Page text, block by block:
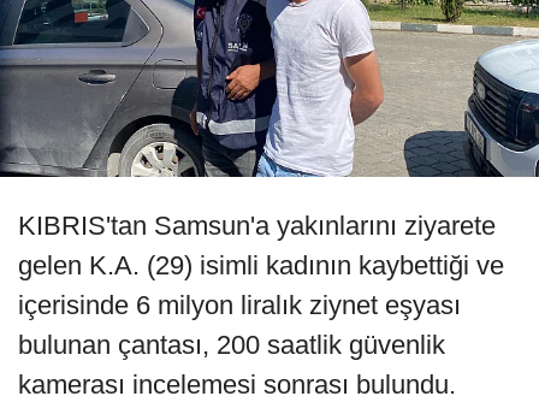
KIBRIS'tan Samsun'a yakınlarını ziyarete
gelen K.A. (29) isimli kadının kaybettiği ve
içerisinde 6 milyon liralık ziynet eşyası
bulunan çantası, 200 saatlik güvenlik
kamerası incelemesi sonrası bulundu.